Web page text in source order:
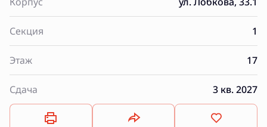
Секция 1
Этаж 17
Сдача 3 кв. 2027